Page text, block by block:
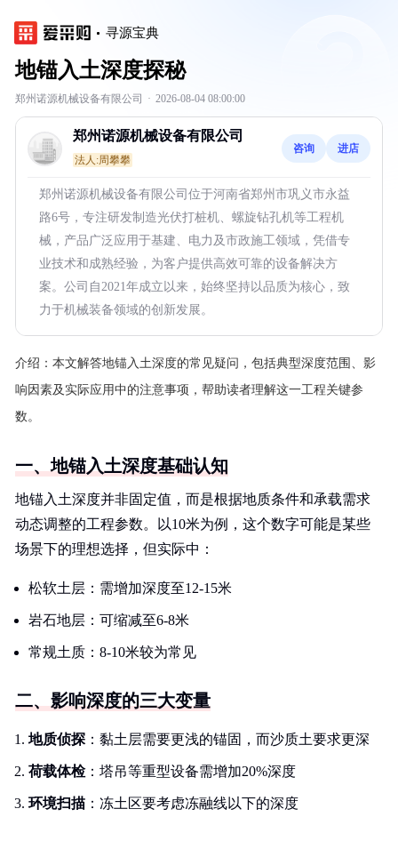
寻源宝典
地锚入土深度探秘
郑州诺源机械设备有限公司 · 2026-08-04 08:00:00
郑州诺源机械设备有限公司
法人:周攀攀
咨询 进店
郑州诺源机械设备有限公司位于河南省郑州市巩义市永益
路6号，专注研发制造光伏打桩机、螺旋钻孔机等工程机
械，产品广泛应用于基建、电力及市政施工领域，凭借专
业技术和成熟经验，为客户提供高效可靠的设备解决方
案。公司自2021年成立以来，始终坚持以品质为核心，致
力于机械装备领域的创新发展。
介绍： 本文解答地锚入土深度的常见疑问，包括典型深度范围、影
响因素及实际应用中的注意事项，帮助读者理解这一工程关键参
数。
一、地锚入土深度基础认知
地锚入土深度并非固定值，而是根据地质条件和承载需求
动态调整的工程参数。以10米为例，这个数字可能是某些
场景下的理想选择，但实际中：
松软土层：需增加深度至12-15米
岩石地层：可缩减至6-8米
常规土质：8-10米较为常见
二、影响深度的三大变量
地质侦探 ：黏土层需要更浅的锚固，而沙质土要求更深
荷载体检：塔吊等重型设备需增加20%深度
环境扫描 ：冻土区要考虑冻融线以下的深度